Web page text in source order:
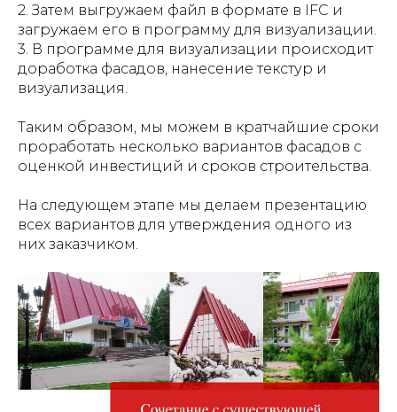
2. Затем выгружаем файл в формате в IFC и
загружаем его в программу для визуализации.
3. В программе для визуализации происходит
доработка фасадов, нанесение текстур и
визуализация.
Таким образом, мы можем в кратчайшие сроки
проработать несколько вариантов фасадов с
оценкой инвестиций и сроков строительства.
На следующем этапе мы делаем презентацию
всех вариантов для утверждения одного из
них заказчиком.